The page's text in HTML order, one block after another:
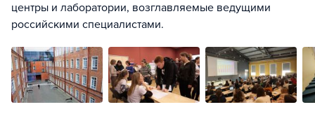
центры и лаборатории, возглавляемые ведущими
российскими специалистами.